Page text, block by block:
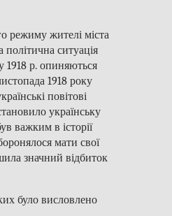
режиму жителі міста
ситуація
1918 р. опиняються
1918 року
повітові
українську
важким в історії
мати свої
значний відбиток
було висловлено